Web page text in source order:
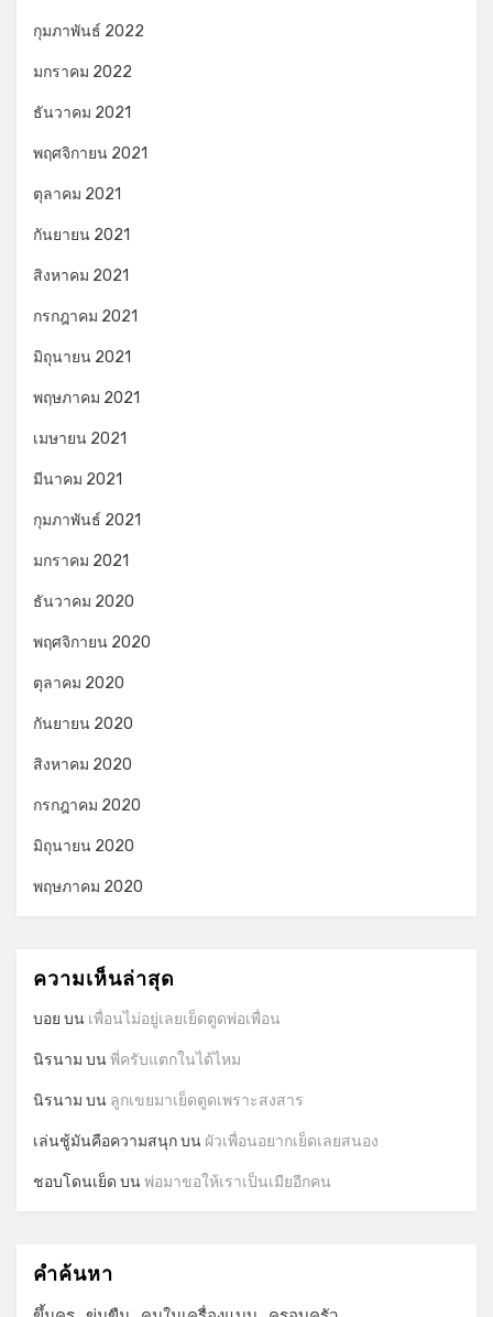
กุมภาพันธ์ 2022
มกราคม 2022
ธันวาคม 2021
พฤศจิกายน 2021
ตุลาคม 2021
กันยายน 2021
สิงหาคม 2021
กรกฎาคม 2021
มิถุนายน 2021
พฤษภาคม 2021
เมษายน 2021
มีนาคม 2021
กุมภาพันธ์ 2021
มกราคม 2021
ธันวาคม 2020
พฤศจิกายน 2020
ตุลาคม 2020
กันยายน 2020
สิงหาคม 2020
กรกฎาคม 2020
มิถุนายน 2020
พฤษภาคม 2020
ความเห็นล่าสุด
บอย บน เพื่อนไม่อยู่เลยเย็ดตูดพ่อเพื่อน
นิรนาม บนพี่ครับแตกในได้ไหม
นิรนาม บน ลูกเขยมาเย็ดตูดเพราะสงสาร
เล่นชู้มันคือความสนุกบน ผัวเพื่อนอยากเย็ดเลยสนอง
ชอบโดนเย็ด บนพ่อมาขอให้เราเป็นเมียอีกคน
คำค้นหา